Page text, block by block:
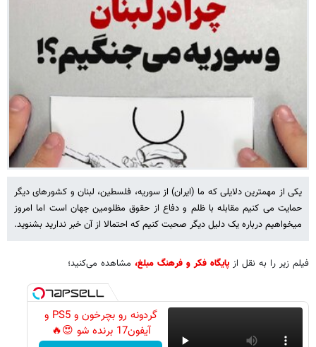
یکی از مهمترین دلایلی که ما (ایران) از سوریه، فلسطین، لبنان و کشورهای دیگر
حمایت می کنیم مقابله با ظلم و دفاع از حقوق مظلومین جهان است اما امروز
میخواهیم درباره یک دلیل دیگر صحبت کنیم که احتمالا از آن خبر ندارید بشنوید.
فیلم زیر را به نقل از پایگاه فکر و فرهنگ مبلغ، مشاهده می‌کنید؛
گردونه رو بچرخون و PS5 و
آیفون17 برنده شو 😍🔥